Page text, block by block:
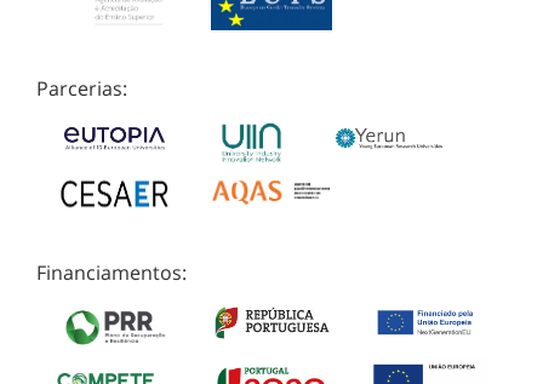
Parcerias:
Financiamentos: